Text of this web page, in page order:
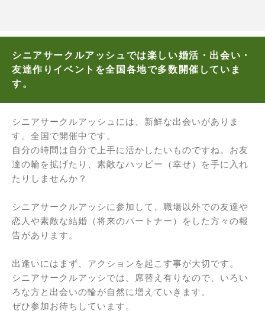
シニアサークルアッシュでは楽しい婚活・出会い・
友達作りイベントを全国各地で多数開催していま
す。
シニアサークルアッシュには、新鮮な出会いがありま
す。全国で開催中です。
自分の時間は自分で上手に活かしたいものですね。お友
達の輪を拡げたり、素敵なハッピー（幸せ）を手に入れ
たりしませんか？
シニアサークルアッシに参加して、職場以外での友達や
恋人や素敵な結婚（将来のパートナー）をした方々の報
告があります。
出逢いにはまず、アクションを起こす事が大切です。
シニアサークルアッシでは、席替え有りなので、いろい
ろな方と出会いの輪が自然に増えていきます。
ぜひ参加お待ちしています。